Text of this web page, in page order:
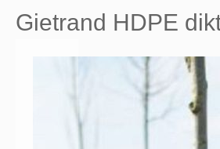
Gietrand HDPE